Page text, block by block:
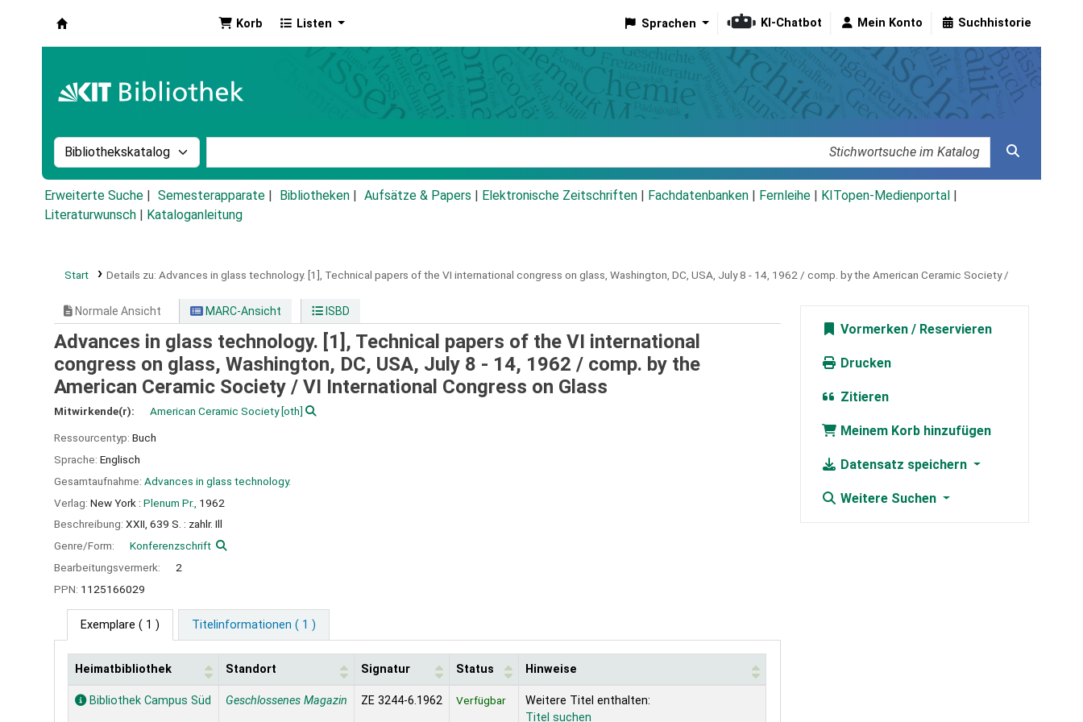
Korb Listen Sprachen KI-Chatbot Mein Konto Suchhistorie
Suche im Katalog nach:
Erweiterte Suche Semesterapparate Bibliotheken Aufsätze & Papers Elektronische Zeitschriften Fachdatenbanken Fernleihe KITopen-Medienportal
Literaturwunsch
Kataloganleitung
Start Details zu: Advances in glass technology. [1], Technical papers of the VI international congress on glass, Washington, DC, USA, July 8 - 14, 1962 / comp. by the American Ceramic Society /
Normale Ansicht MARC-Ansicht ISBD
Advances in glass technology. [1], Technical papers of the VI international
congress on glass, Washington, DC, USA, July 8 - 14, 1962 / comp. by the
American Ceramic Society / VI International Congress on Glass
Mitwirkende(r): American Ceramic Society[oth]
Ressourcentyp: Buch
Sprache: Englisch
Gesamtaufnahme: Advances in glass technology.
Verlag: New York : Plenum Pr., 1962
Beschreibung: XXII, 639 S. : zahlr. Ill
Genre/Form:
Konferenzschrift
Bearbeitungsvermerk:
2
PPN: 1125166029
Exemplare ( 1 ) Titelinformationen ( 1 )
Exemplare
Heimatbibliothek Standort Signatur Status Hinweise
Bibliothek Campus Süd Geschlossenes Magazin ZE 3244-6.1962 Verfügbar
Weitere Titel enthalten:
Titel suchen
Vormerken
Drucken
Zitieren
Meinem Korb hinzufügen
Datensatz speichern
Weitere Suchen